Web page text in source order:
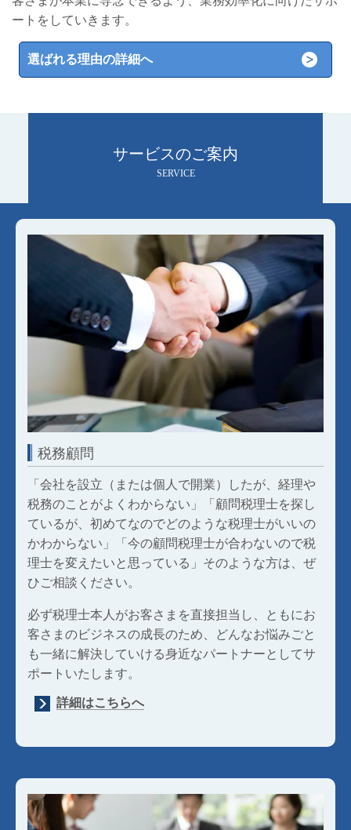
ートをしていきます。
選ばれる理由の詳細へ
サービスのご案内
SERVICE
税務顧問
「会社を設立（または個人で開業）したが、経理や
税務のことがよくわからない」「顧問税理士を探し
ているが、初めてなのでどのような税理士がいいの
かわからない」「今の顧問税理士が合わないので税
理士を変えたいと思っている」そのような方は、ぜ
ひご相談ください。
必ず税理士本人がお客さまを直接担当し、ともにお
客さまのビジネスの成長のため、どんなお悩みごと
も一緒に解決していける身近なパートナーとしてサ
ポートいたします。
詳細はこちらへ